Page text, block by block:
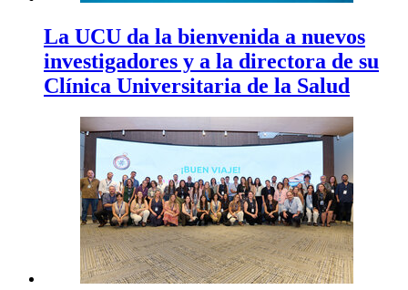
La UCU da la bienvenida a nuevos
investigadores y a la directora de su
Clínica Universitaria de la Salud